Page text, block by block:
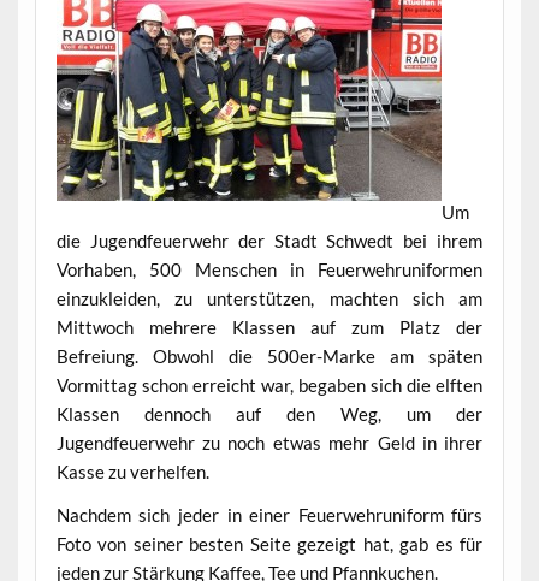
Um
die Jugendfeuerwehr der Stadt Schwedt bei ihrem
Vorhaben, 500 Menschen in Feuerwehruniformen
einzukleiden, zu unterstützen, machten sich am
Mittwoch mehrere Klassen auf zum Platz der
Befreiung. Obwohl die 500er-Marke am späten
Vormittag schon erreicht war, begaben sich die elften
Klassen dennoch auf den Weg, um der
Jugendfeuerwehr zu noch etwas mehr Geld in ihrer
Kasse zu verhelfen.
Nachdem sich jeder in einer Feuerwehruniform fürs
Foto von seiner besten Seite gezeigt hat, gab es für
jeden zur Stärkung Kaffee, Tee und Pfannkuchen.